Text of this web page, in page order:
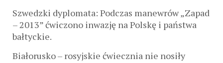
Szwedzki dyplomata: Podczas manewrów „Zapad
– 2013” ćwiczono inwazję na Polskę i państwa
bałtyckie.
Białorusko – rosyjskie ćwiecznia nie nosiły